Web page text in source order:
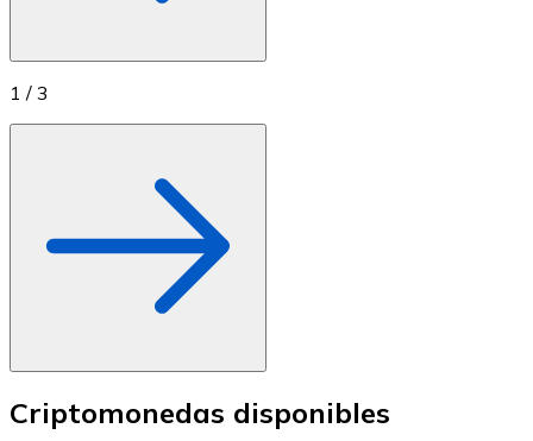
1 / 3
Criptomonedas disponibles